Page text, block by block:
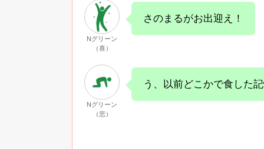
Nグリーン
（喜）
さのまるがお出迎え！
Nグリーン
（悲）
う、以前どこかで食した